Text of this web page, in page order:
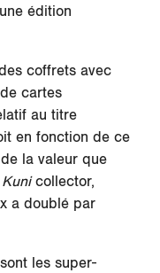
édition
coffrets avec
cartes
au titre
en fonction de ce
la valeur que
Kunicollector,
a doublé par
les super-